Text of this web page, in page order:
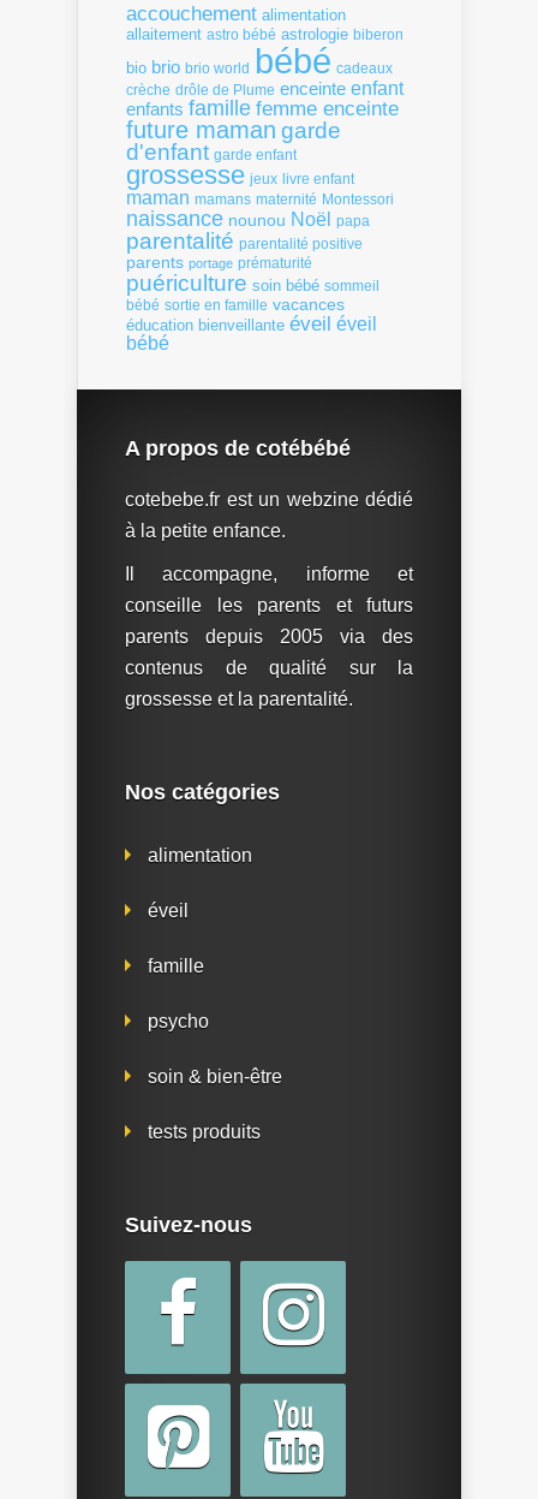
accouchement alimentation
allaitement astro bébé astrologie biberon
bio brio brio world bébé cadeaux
crèche drôle de Plume enceinte enfant
enfants famille femme enceinte
future maman garde
d'enfant garde enfant
grossesse jeux livre enfant
maman mamans maternité Montessori
naissance nounou Noël papa
parentalité parentalité positive
parents portage prématurité
puériculture soin bébé sommeil
bébé sortie en famille vacances
éducation bienveillante éveil éveil
bébé
A propos de cotébébé
cotebebe.fr est un webzine dédié
à la petite enfance.
Il accompagne, informe et
conseille les parents et futurs
parents depuis 2005 via des
contenus de qualité sur la
grossesse et la parentalité.
Nos catégories
alimentation
éveil
famille
psycho
soin & bien-être
tests produits
Suivez-nous